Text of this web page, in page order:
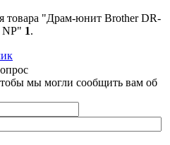
товара "Драм-юнит Brother DR-
NP" 1.
мы могли сообщить вам об